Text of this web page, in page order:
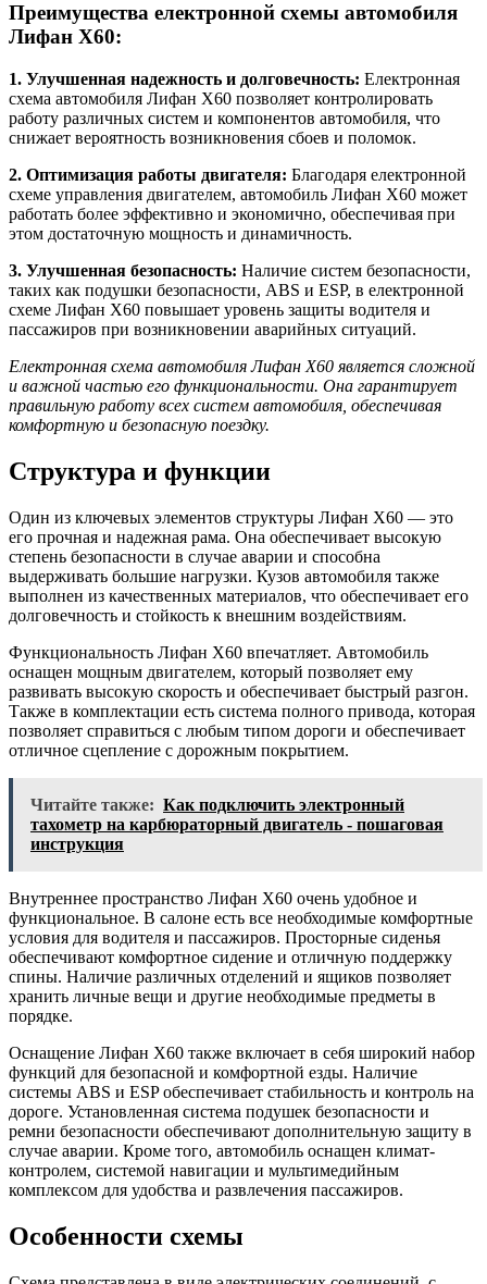
Преимущества електронной схемы автомобиля
Лифан Х60:
1. Улучшенная надежность и долговечность: Електронная
схема автомобиля Лифан Х60 позволяет контролировать
работу различных систем и компонентов автомобиля, что
снижает вероятность возникновения сбоев и поломок.
2. Оптимизация работы двигателя: Благодаря електронной
схеме управления двигателем, автомобиль Лифан Х60 может
работать более эффективно и экономично, обеспечивая при
этом достаточную мощность и динамичность.
3. Улучшенная безопасность: Наличие систем безопасности,
таких как подушки безопасности, ABS и ESP, в електронной
схеме Лифан Х60 повышает уровень защиты водителя и
пассажиров при возникновении аварийных ситуаций.
Електронная схема автомобиля Лифан Х60 является сложной
и важной частью его функциональности. Она гарантирует
правильную работу всех систем автомобиля, обеспечивая
комфортную и безопасную поездку.
Структура и функции
Один из ключевых элементов структуры Лифан Х60 — это
его прочная и надежная рама. Она обеспечивает высокую
степень безопасности в случае аварии и способна
выдерживать большие нагрузки. Кузов автомобиля также
выполнен из качественных материалов, что обеспечивает его
долговечность и стойкость к внешним воздействиям.
Функциональность Лифан Х60 впечатляет. Автомобиль
оснащен мощным двигателем, который позволяет ему
развивать высокую скорость и обеспечивает быстрый разгон.
Также в комплектации есть система полного привода, которая
позволяет справиться с любым типом дороги и обеспечивает
отличное сцепление с дорожным покрытием.
Читайте также: Как подключить электронный
тахометр на карбюраторный двигатель - пошаговая
инструкция
Внутреннее пространство Лифан Х60 очень удобное и
функциональное. В салоне есть все необходимые комфортные
условия для водителя и пассажиров. Просторные сиденья
обеспечивают комфортное сидение и отличную поддержку
спины. Наличие различных отделений и ящиков позволяет
хранить личные вещи и другие необходимые предметы в
порядке.
Оснащение Лифан Х60 также включает в себя широкий набор
функций для безопасной и комфортной езды. Наличие
системы ABS и ESP обеспечивает стабильность и контроль на
дороге. Установленная система подушек безопасности и
ремни безопасности обеспечивают дополнительную защиту в
случае аварии. Кроме того, автомобиль оснащен климат-
контролем, системой навигации и мультимедийным
комплексом для удобства и развлечения пассажиров.
Особенности схемы